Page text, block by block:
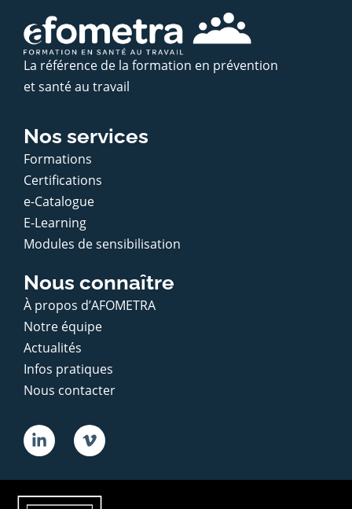
La référence de la formation en prévention
et santé au travail
Nos services
Formations
Certifications
e-Catalogue
E-Learning
Modules de sensibilisation
Nous connaître
À propos d’AFOMETRA
Notre équipe
Actualités
Infos pratiques
Nous contacter